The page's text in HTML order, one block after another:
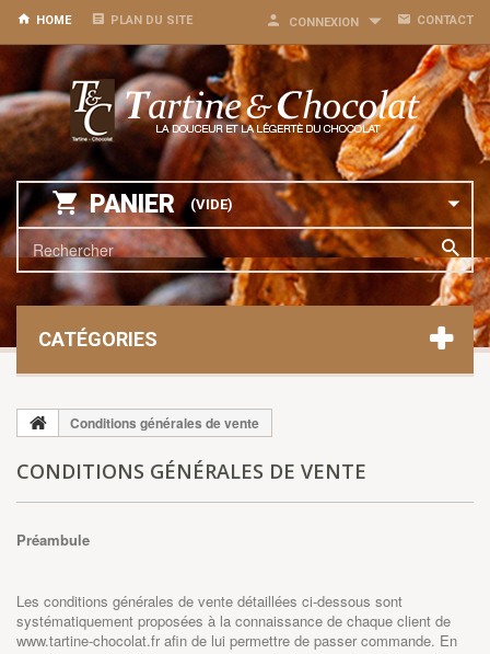
HOME PLAN DU SITE CONTACT
CONNEXION
PANIER (VIDE)
CATÉGORIES
Conditions générales de vente
CONDITIONS GÉNÉRALES DE VENTE
Préambule
Les conditions générales de vente détaillées ci-dessous sont
systématiquement proposées à la connaissance de chaque client de
www.tartine-chocolat.fr afin de lui permettre de passer commande. En